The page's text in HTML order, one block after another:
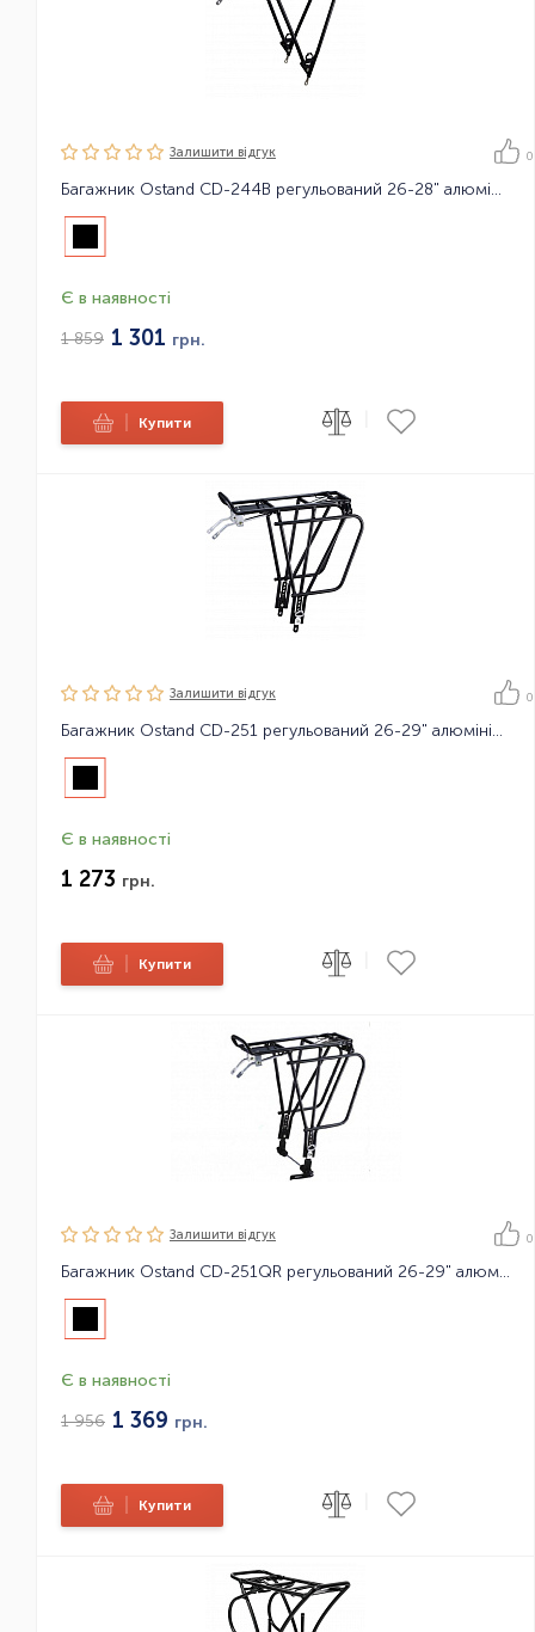
Залишити вiдгук 0
Багажник Ostand CD-244B регульований 26-28" алюмінієвий
Є в наявності
1 859 1 301 грн.
Купити
Залишити вiдгук 0
Багажник Ostand CD-251 регульований 26-29" алюмінієвий
Є в наявності
1 273 грн.
Купити
Залишити вiдгук 0
Багажник Ostand CD-251QR регульований 26-29" алюмінієвий
Є в наявності
1 956 1 369 грн.
Купити